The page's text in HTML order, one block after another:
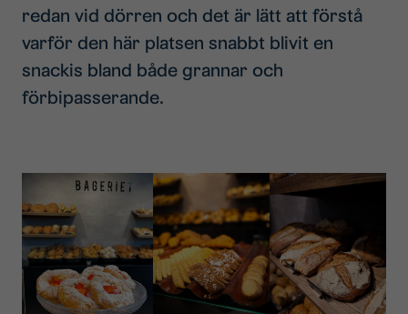
redan vid dörren och det är lätt att förstå
varför den här platsen snabbt blivit en
snackis bland både grannar och
förbipasserande.